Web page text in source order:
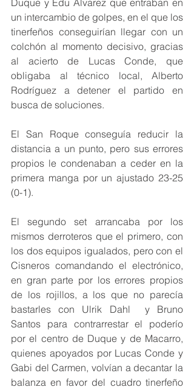
Duque y Edu Álvarez que entraban en
un intercambio de golpes, en el que los
tinerfeños conseguirían llegar con un
colchón al momento decisivo, gracias
al acierto de Lucas Conde, que
obligaba al técnico local, Alberto
Rodríguez a detener el partido en
busca de soluciones.
El San Roque conseguía reducir la
distancia a un punto, pero sus errores
propios le condenaban a ceder en la
primera manga por un ajustado 23-25
(0-1).
El segundo set arrancaba por los
mismos derroteros que el primero, con
los dos equipos igualados, pero con el
Cisneros comandando el electrónico,
en gran parte por los errores propios
de los rojillos, a los que no parecía
bastarles con Ulrik Dahl  y Bruno
Santos para contrarrestar el poderío
por el centro de Duque y de Macarro,
quienes apoyados por Lucas Conde y
Gabi del Carmen, volvían a decantar la
balanza en favor del cuadro tinerfeño